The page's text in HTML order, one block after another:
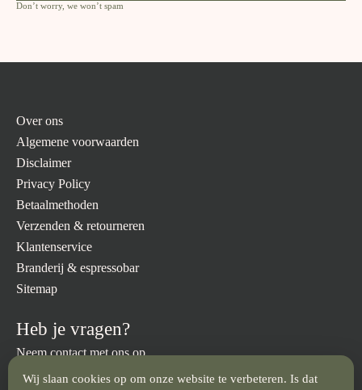
Don’t worry, we won’t spam
Over ons
Algemene voorwaarden
Disclaimer
Privacy Policy
Betaalmethoden
Verzenden & retourneren
Klantenservice
Branderij & espressobar
Sitemap
Heb je vragen?
Neem contact met ons op.
info@brandmeesters.nl 023 512 3094
Wij slaan cookies op om onze website te verbeteren. Is dat